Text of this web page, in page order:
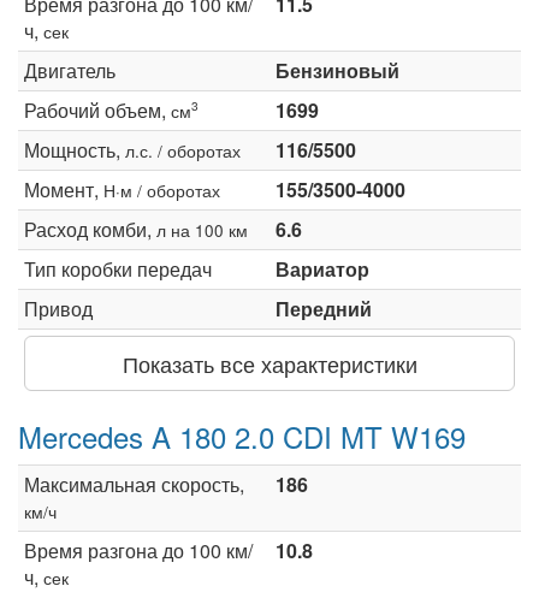
ч, сек
Двигатель
Бензиновый
Рабочий объем, см3
1699
Мощность, л.с. / оборотах
116/5500
Момент, Н·м / оборотах
155/3500-4000
Расход комби, л на 100 км
6.6
Тип коробки передач
Вариатор
Привод
Передний
Показать все характеристики
Mercedes A 180 2.0 CDI MT W169
Максимальная скорость,
км/ч
186
Время разгона до 100 км/
ч, сек
10.8